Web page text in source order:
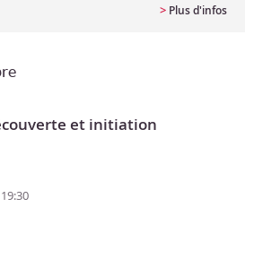
> Plus d'infos
et initiation